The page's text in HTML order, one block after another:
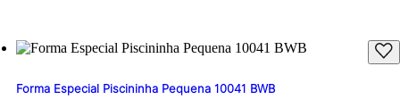
Forma Especial Piscininha Pequena 10041 BWB